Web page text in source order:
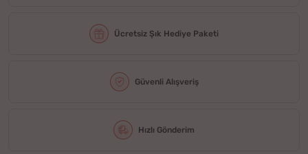
Ücretsiz Şık Hediye Paketi
Güvenli Alışveriş
Hızlı Gönderim